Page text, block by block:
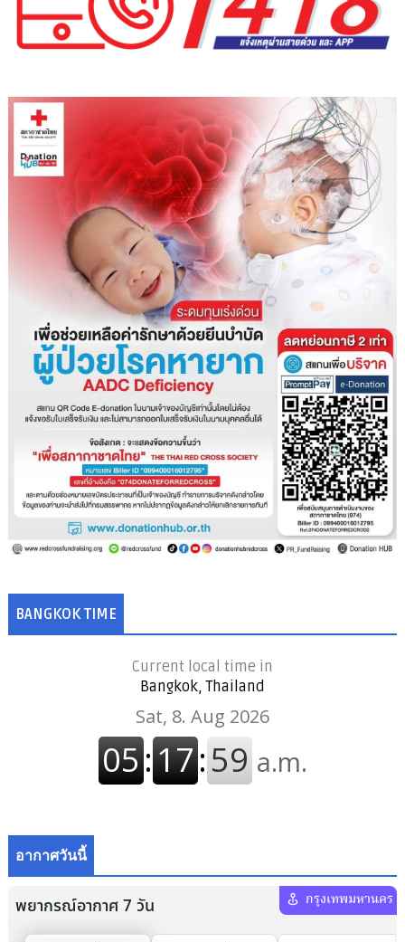
BANGKOK TIME
Current local time in
Bangkok, Thailand
อากาศวันนี้